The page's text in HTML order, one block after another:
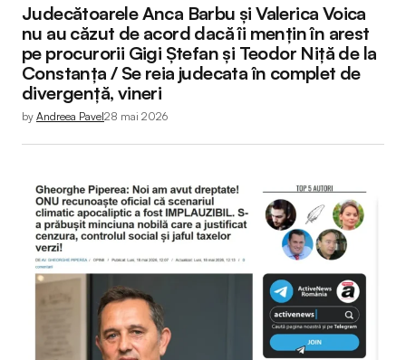
Judecătoarele Anca Barbu și Valerica Voica
nu au căzut de acord dacă îi mențin în arest
pe procurorii Gigi Ștefan și Teodor Niță de la
Constanța / Se reia judecata în complet de
divergență, vineri
by Andreea Pavel28 mai 2026